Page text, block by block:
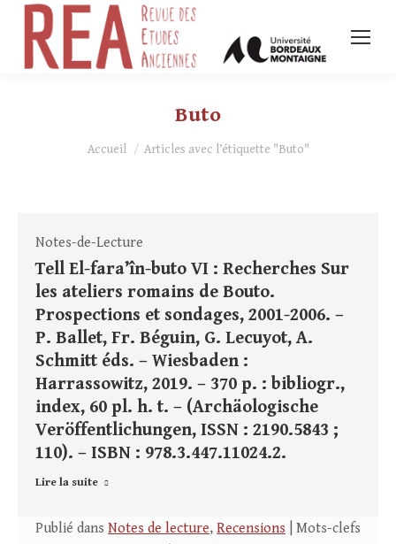
Buto
Vous êtes ici :
Accueil Articles avec l’étiquette "Buto"
Notes-de-Lecture
Tell El-fara’în-buto VI : Recherches Sur
les ateliers romains de Bouto.
Prospections et sondages, 2001-2006. –
P. Ballet, Fr. Béguin, G. Lecuyot, A.
Schmitt éds. – Wiesbaden :
Harrassowitz, 2019. – 370 p. : bibliogr.,
index, 60 pl. h. t. – (Archäologische
Veröffentlichungen, ISSN : 2190.5843 ;
110). – ISBN : 978.3.447.11024.2.
Lire la suite
Publié dans Notes de lecture, Recensions | Mots-clefs